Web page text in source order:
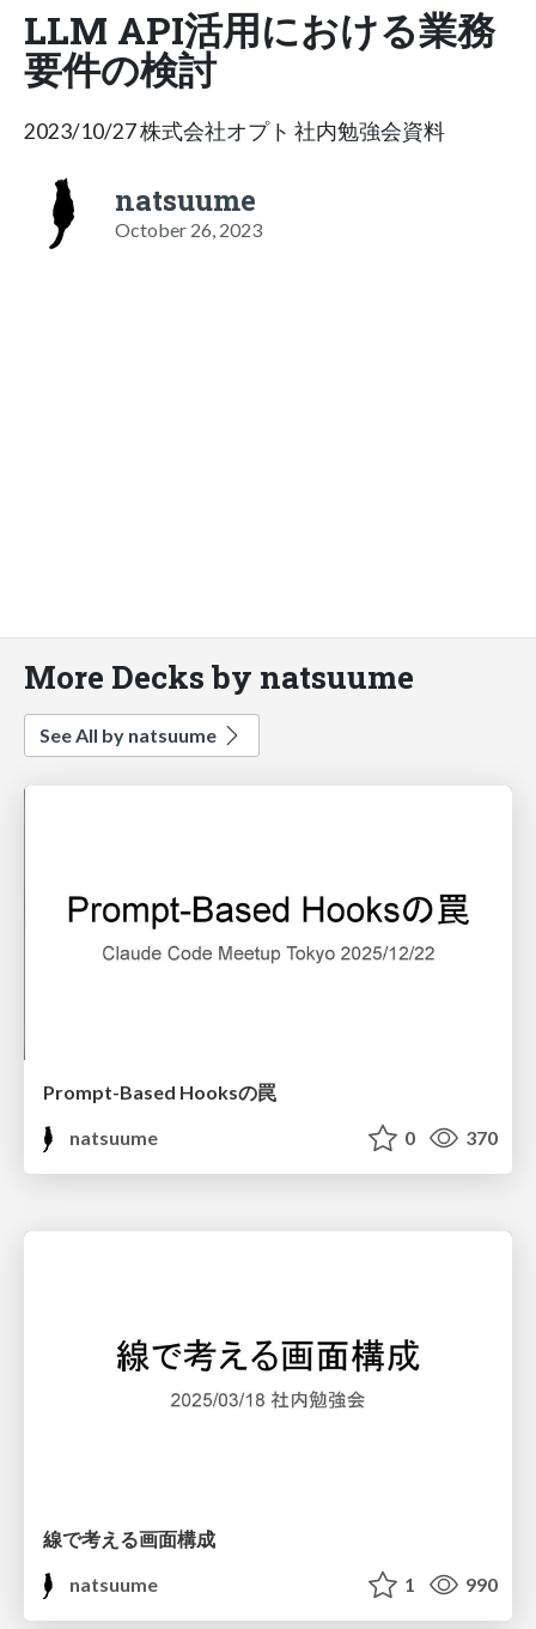
LLM API活用における業務
要件の検討
2023/10/27 株式会社オプト 社内勉強会資料
natsuume
October 26, 2023
More Decks by natsuume
See All by natsuume
Prompt-Based Hooksの罠
natsuume
0 370
線で考える画面構成
natsuume
1 990